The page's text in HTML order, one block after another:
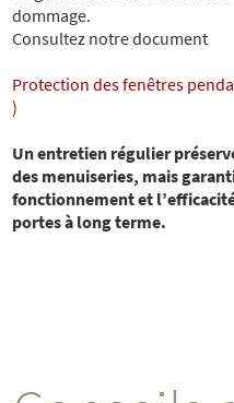
dommage.
Consultez notre document
Protection des fenêtres
)
Un entretien régulier
des menuiseries, mais
fonctionnement et
portes à long terme.